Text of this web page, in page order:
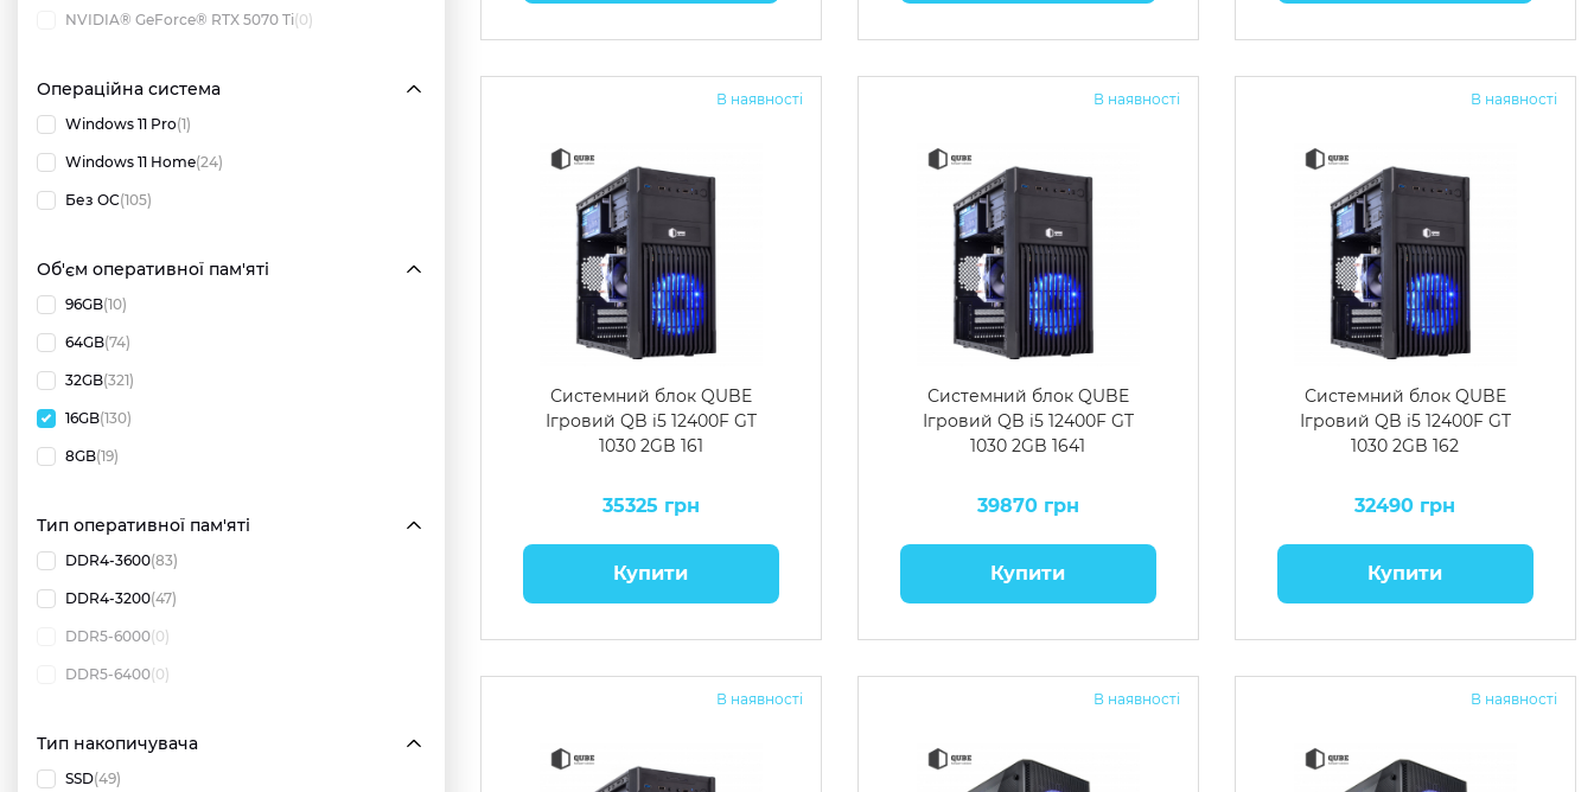
NVIDIA® GeForce® RTX 5070 Ti(0)
Операційна система
Windows 11 Pro(1)
Windows 11 Home(24)
Без ОС(105)
Об'єм оперативної пам'яті
96GB(10)
64GB(74)
32GB(321)
16GB(130)
8GB(19)
Тип оперативної пам'яті
DDR4-3600(83)
DDR4-3200(47)
DDR5-6000(0)
DDR5-6400(0)
Тип накопичувача
SSD(49)
В наявності
Системний блок QUBE
Ігровий QB i5 12400F GT
1030 2GB 161
35325 грн
Купити
В наявності
Системний блок QUBE
Ігровий QB i5 12400F GT
1030 2GB 1641
39870 грн
Купити
В наявності
Системний блок QUBE
Ігровий QB i5 12400F GT
1030 2GB 162
32490 грн
Купити
В наявності В наявності В наявності